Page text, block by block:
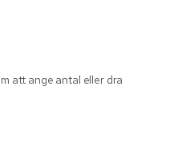
att ange antal eller dra